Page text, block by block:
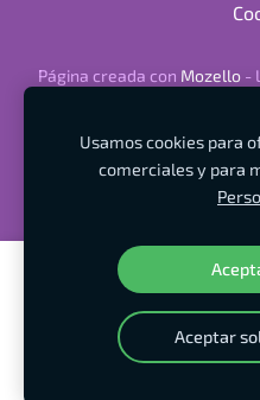
Página creada con Mozello -
Crea tu sitio web o
Rápido, fácil, sin
Usamos cookies para
comerciales y para
Aceptar